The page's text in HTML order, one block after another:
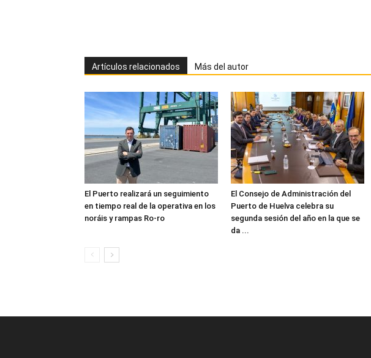
Artículos relacionados Más del autor
El Puerto realizará un seguimiento
en tiempo real de la operativa en los
noráis y rampas Ro-ro
El Consejo de Administración del
Puerto de Huelva celebra su
segunda sesión del año en la que se
da ...